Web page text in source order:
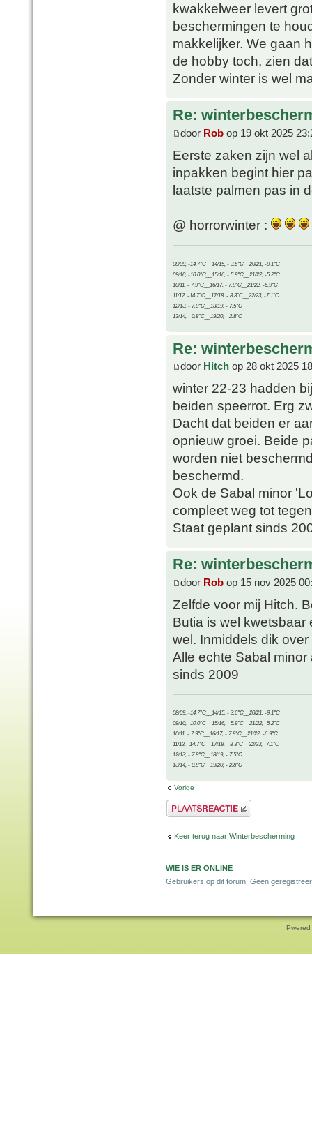
kwakkelweer levert
beschermingen te
makkelijker. We gaan
de hobby toch, zien
Zonder winter is wel
Re:
door Rob op 19 okt 2025
Eerste zaken zijn wel
inpakken begint hier
laatste palmen pas in
@ horrorwinter :
08/09, -14.7°C__14/15, - 3.6°C__20/21, -9.1°C
09/10, -10.0°C__15/16, - 5.9°C__21/22, -5.2°C
10/11, - 7.9°C__16/17, - 7.9°C__21/22, -6.9°C
11/12, -14.7°C__17/18, - 8.3°C__22/23, -7.1°C
12/13, - 7.9°C__18/19, - 7.5°C
13/14, - 0.8°C__19/20, - 2.8°C
Re:
door Hitch op 28 okt 2025
winter 22-23 hadden
beiden speerrot. Erg
Dacht dat beiden er
opnieuw groei. Beide
worden niet
beschermd.
Ook de Sabal minor
compleet weg tot
Staat geplant sinds
Re:
door Rob op 15 nov 2025
Zelfde voor mij Hitch.
Butia is wel kwetsbaar
wel. Inmiddels dik
Alle echte Sabal
sinds 2009
08/09, -14.7°C__14/15, - 3.6°C__20/21, -9.1°C
09/10, -10.0°C__15/16, - 5.9°C__21/22, -5.2°C
10/11, - 7.9°C__16/17, - 7.9°C__21/22, -6.9°C
11/12, -14.7°C__17/18, - 8.3°C__22/23, -7.1°C
12/13, - 7.9°C__18/19, - 7.5°C
13/14, - 0.8°C__19/20, - 2.8°C
Vorige
Plaats een reactie
Keer terug naar Winterbescherming
WIE IS ER ONLINE
Gebruikers op dit forum: Geen